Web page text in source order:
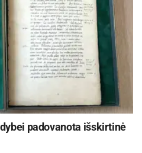
padovanota išskirtinė